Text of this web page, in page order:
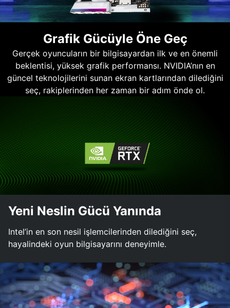
Grafik Gücüyle Öne Geç
Gerçek oyuncuların bir bilgisayardan ilk ve en önemli
beklentisi, yüksek grafik performansı. NVIDIA’nın en
güncel teknolojilerini sunan ekran kartlarından dilediğini
seç, rakiplerinden her zaman bir adım önde ol.
Yeni Neslin Gücü Yanında
Intel’in en son nesil işlemcilerinden dilediğini seç,
hayalindeki oyun bilgisayarını deneyimle.